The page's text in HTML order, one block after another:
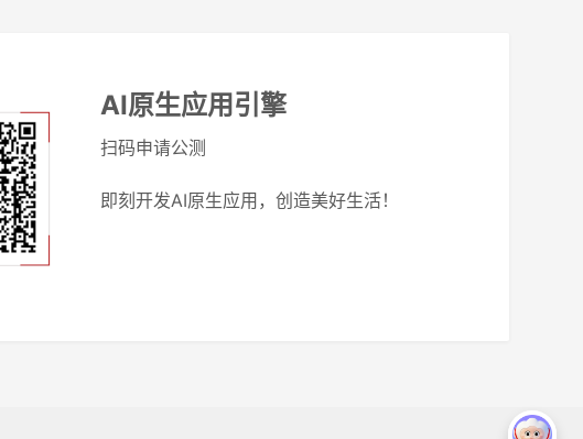
AI原生应用引擎
扫码申请公测
即刻开发AI原生应用，创造美好生活！